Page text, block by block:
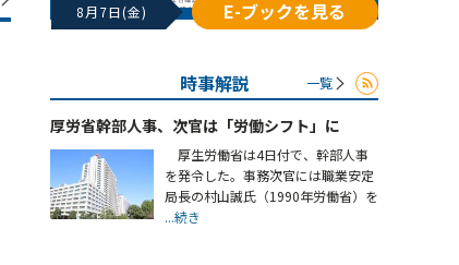
8月7日(金) E-ブックを見る
時事解説 一覧
厚労省幹部人事、次官は「労働シフト」に
厚生労働省は4日付で、幹部人事
を発令した。事務次官には職業安定
局長の村山誠氏（1990年労働省）を
...続き